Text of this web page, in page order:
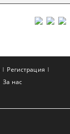
Регистрация
За нас